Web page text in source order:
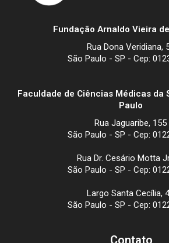
Fundação Arnaldo Vieira
Rua Dona Veridiana,
São Paulo - SP - Cep:
Faculdade de Ciências Médicas da
Paulo
Rua Jaguaribe, 155
São Paulo - SP - Cep:
Rua Dr. Cesário Motta
São Paulo - SP - Cep:
Largo Santa Cecília,
São Paulo - SP - Cep: